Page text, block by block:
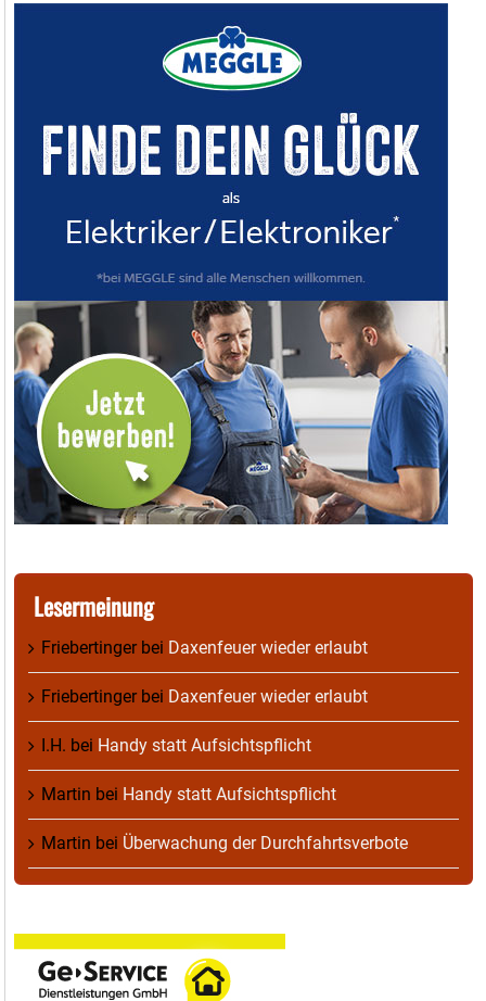
Lesermeinung
Friebertingerbei Daxenfeuer wieder erlaubt
Friebertingerbei Daxenfeuer wieder erlaubt
I.H. bei Handy statt Aufsichtspflicht
Martin bei Handy statt Aufsichtspflicht
Martin bei Überwachung der Durchfahrtsverbote